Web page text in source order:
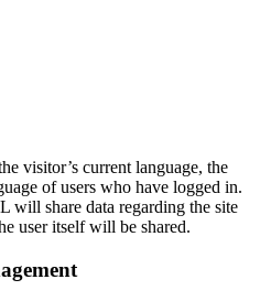
visitor’s current language, the
of users who have logged in.
will share data regarding the site
user itself will be shared.